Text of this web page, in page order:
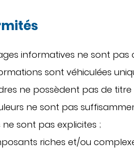
informatives ne sont
sont véhiculées
ne possèdent pas de
ne sont pas
ne sont pas explicites ;
riches et/ou